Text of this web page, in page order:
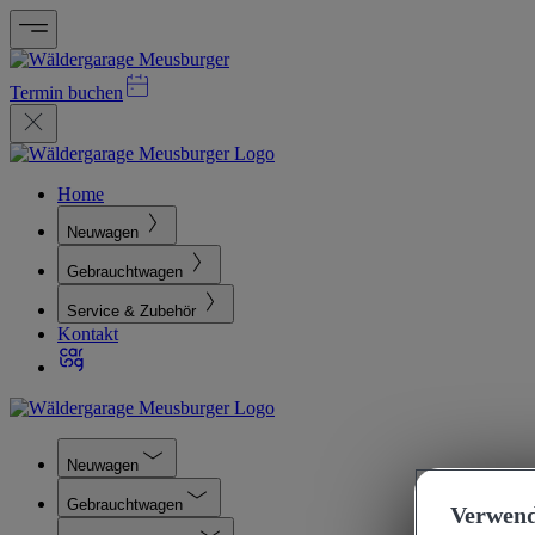
Termin buchen
Home
Neuwagen
Gebrauchtwagen
Service & Zubehör
Kontakt
Neuwagen
Gebrauchtwagen